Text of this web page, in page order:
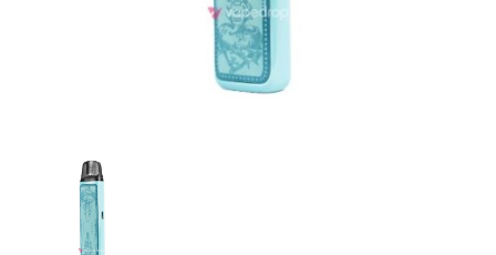
zapytanie wysłane przez formularz kontaktowy, tj.
przygotowanie dla mnie